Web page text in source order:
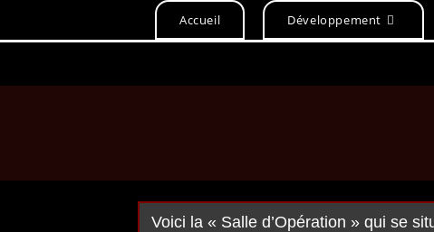
Accueil Développement
Voici la « Salle d’Opération » qui se